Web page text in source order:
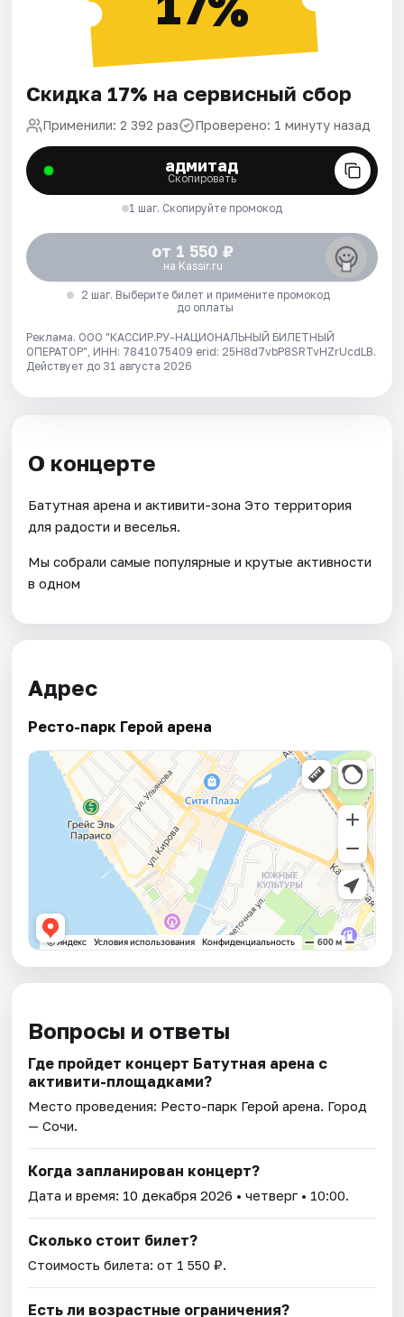
Скидка 17% на сервисный сбор
Применили: 2 392 раз Проверено: 1 минуту назад
адмитад
Скопировать
1 шаг. Скопируйте промокод
от 1 550 ₽
на Kassir.ru
2 шаг. Выберите билет и примените промокод
до оплаты
Реклама. ООО "КАССИР.РУ-НАЦИОНАЛЬНЫЙ БИЛЕТНЫЙ
ОПЕРАТОР", ИНН: 7841075409 erid: 25H8d7vbP8SRTvHZrUcdLB.
Действует до 31 августа 2026
О концерте
Батутная арена и активити-зона Это территория
для радости и веселья.
Мы собрали самые популярные и крутые активности
в одном
Адрес
Ресто-парк Герой арена
Вопросы и ответы
Где пройдет концерт Батутная арена с
активити-площадками?
Место проведения: Ресто-парк Герой арена. Город
— Сочи.
Когда запланирован концерт?
Дата и время: 10 декабря 2026 • четверг • 10:00.
Сколько стоит билет?
Стоимость билета: от 1 550 ₽.
Есть ли возрастные ограничения?